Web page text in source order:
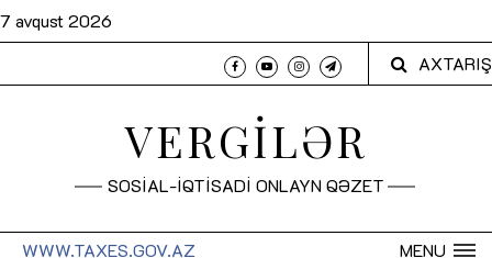
7 avqust 2026
AXTARIŞ
VERGİLƏR
SOSİAL-İQTİSADİ ONLAYN QƏZET
MENU
WWW.TAXES.GOV.AZ